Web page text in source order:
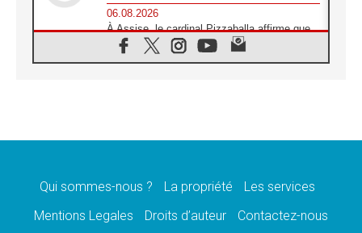
06.08.2026
À Assise, le cardinal Pizzaballa affirme que
«les chrétiens veulent la paix»
06.08.2026
message de paix et de dignité humaine»
«La visite du Pape en Uruguay renforcera
Qui sommes-nous ? La propriété
Les services
Mentions Legales
Droits d’auteur Contactez-nous